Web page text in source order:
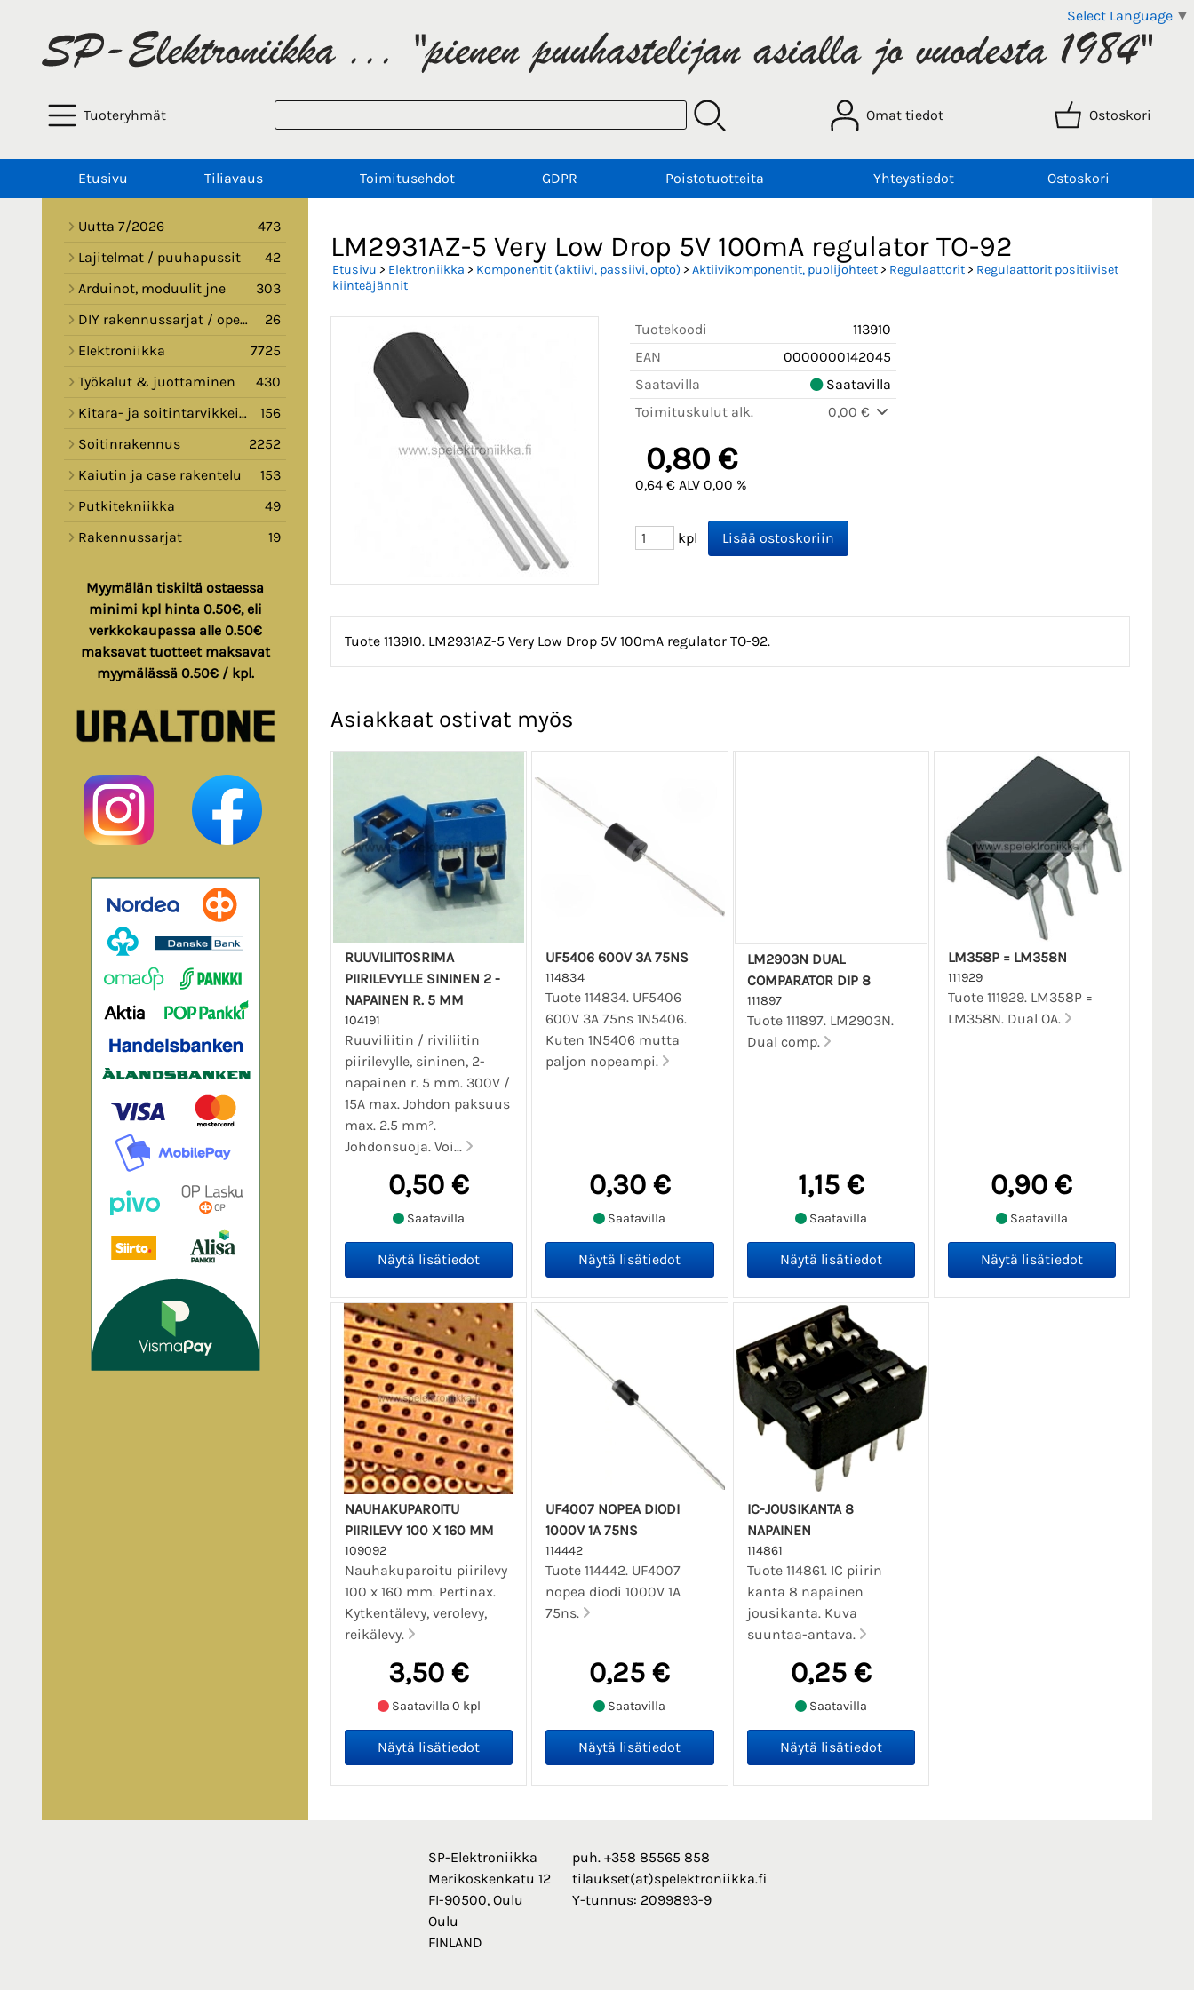
Select Language ▼
Tuoteryhmät Omat tiedot Ostoskori
Etusivu Tiliavaus Toimitusehdot GDPR Poistotuotteita Yhteystiedot Ostoskori
Uutta 7/2026
473
Lajitelmat / puuhapussit
42
Arduinot, moduulit jne
303
DIY rakennussarjat / opetussarjat
26
Elektroniikka
7725
Työkalut & juottaminen
430
Kitara- ja soitintarvikkeita
156
Soitinrakennus
2252
Kaiutin ja case rakentelu
153
Putkitekniikka
49
Rakennussarjat
19
Myymälän tiskiltä ostaessa
minimi kpl hinta 0.50€, eli
verkkokaupassa alle 0.50€
maksavat tuotteet maksavat
myymälässä 0.50€ / kpl.
LM2931AZ-5 Very Low Drop 5V 100mA regulator TO-92
Etusivu > Elektroniikka > Komponentit (aktiivi, passiivi, opto) > Aktiivikomponentit, puolijohteet> Regulaattorit> Regulaattorit positiiviset
kiinteäjännit
Tuotekoodi
113910
EAN
0000000142045
Saatavilla
Saatavilla
Toimituskulut alk.
0,00 €
0,80 €
0,64 € ALV 0,00 %
kpl
Tuote 113910. LM2931AZ-5 Very Low Drop 5V 100mA regulator TO-92.
Asiakkaat ostivat myös
RUUVILIITOSRIMA
PIIRILEVYLLE SININEN 2 -
NAPAINEN R. 5 MM
104191
Ruuviliitin / riviliitin
piirilevylle, sininen, 2-
napainen r. 5 mm. 300V /
15A max. Johdon paksuus
max. 2.5 mm².
Johdonsuoja. Voi...
0,50 €
Saatavilla
UF5406 600V 3A 75NS
114834
Tuote 114834. UF5406
600V 3A 75ns 1N5406.
Kuten 1N5406 mutta
paljon nopeampi.
0,30 €
Saatavilla
LM2903N DUAL
COMPARATOR DIP 8
111897
Tuote 111897. LM2903N.
Dual comp.
1,15 €
Saatavilla
LM358P = LM358N
111929
Tuote 111929. LM358P =
LM358N. Dual OA.
0,90 €
Saatavilla
NAUHAKUPAROITU
PIIRILEVY 100 X 160 MM
109092
Nauhakuparoitu piirilevy
100 x 160 mm. Pertinax.
Kytkentälevy, verolevy,
reikälevy.
3,50 €
Saatavilla 0 kpl
UF4007 NOPEA DIODI
1000V 1A 75NS
114442
Tuote 114442. UF4007
nopea diodi 1000V 1A
75ns.
0,25 €
Saatavilla
IC-JOUSIKANTA 8
NAPAINEN
114861
Tuote 114861. IC piirin
kanta 8 napainen
jousikanta. Kuva
suuntaa-antava.
0,25 €
Saatavilla
SP-Elektroniikka
Merikoskenkatu 12
FI-90500, Oulu
Oulu
FINLAND
puh. +358 85565 858
tilaukset(at)spelektroniikka.fi
Y-tunnus: 2099893-9